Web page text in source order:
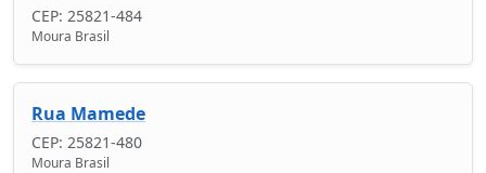
CEP: 25821-484
Moura Brasil
Rua Mamede
CEP: 25821-480
Moura Brasil